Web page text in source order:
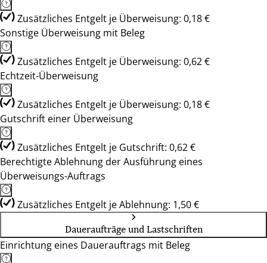
Zusätzliches Entgelt je Überweisung: 0,18 €
Sonstige Überweisung mit Beleg
Zusätzliches Entgelt je Überweisung: 0,62 €
Echtzeit-Überweisung
Zusätzliches Entgelt je Überweisung: 0,18 €
Gutschrift einer Überweisung
Zusätzliches Entgelt je Gutschrift: 0,62 €
Berechtigte Ablehnung der Ausführung eines
Überweisungs-Auftrags
Zusätzliches Entgelt je Ablehnung: 1,50 €
Daueraufträge und Lastschriften
Einrichtung eines Dauerauftrags mit Beleg